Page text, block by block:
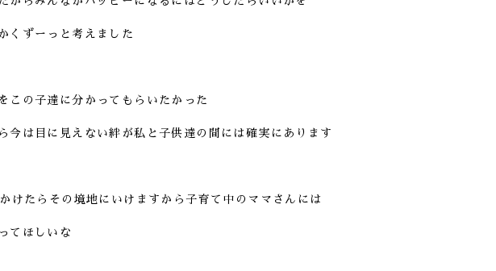
くずーっと考えました
この子達に分かってもらいたかった
今は目に見えない絆が私と子供達の間には確実にあります
けたらその境地にいけますから子育て中のママさんには
てほしいな